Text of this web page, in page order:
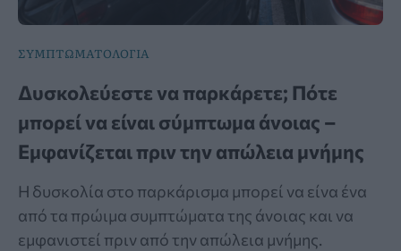
ΣΥΜΠΤΩΜΑΤΟΛΟΓΙΑ
Δυσκολεύεστε να παρκάρετε; Πότε
μπορεί να είναι σύμπτωμα άνοιας –
Εμφανίζεται πριν την απώλεια μνήμης
Η δυσκολία στο παρκάρισμα μπορεί να είνα ένα
από τα πρώιμα συμπτώματα της άνοιας και να
εμφανιστεί πριν από την απώλεια μνήμης.